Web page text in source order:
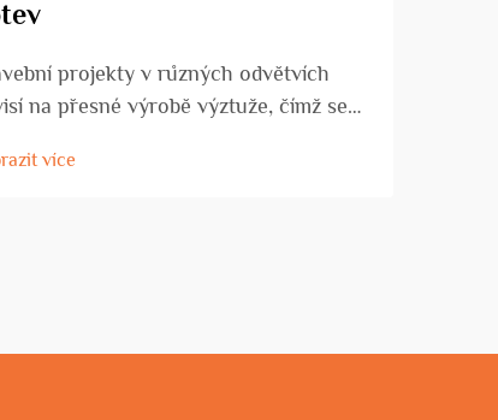
projekty v různých odvětvích
na přesné výrobě výztuže, čímž se
zařízením pro stavební firmy,
více